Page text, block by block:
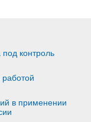
контроль
в применении